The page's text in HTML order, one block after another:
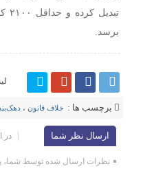
تبدیل کرده و حداقل
برسد.
برچسب ها : خلاف قانون ،
ارسال نظر شما در
نظرات ارسال شده توسط شما،